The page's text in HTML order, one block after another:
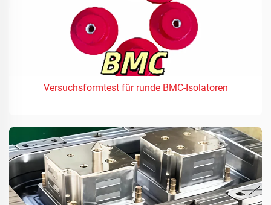
Versuchsformtest für runde BMC-Isolatoren